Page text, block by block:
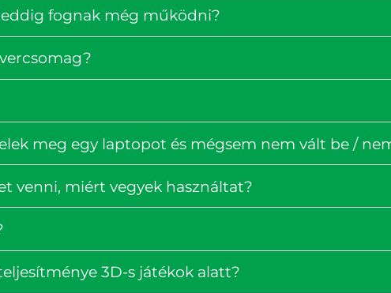
fognak még működni?
meg egy laptopot és mégsem nem vált be /
venni, miért vegyek használtat?
3D-s játékok alatt?